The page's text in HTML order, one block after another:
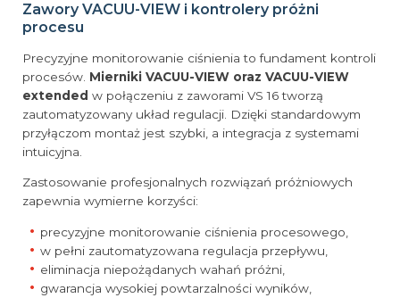
Zawory VACUU-VIEW i kontrolery próżni
procesu
Precyzyjne monitorowanie ciśnienia to fundament kontroli
procesów. Mierniki VACUU-VIEW oraz VACUU-VIEW
extended w połączeniu z zaworami VS 16 tworzą
zautomatyzowany układ regulacji. Dzięki standardowym
przyłączom montaż jest szybki, a integracja z systemami
intuicyjna.
Zastosowanie profesjonalnych rozwiązań próżniowych
zapewnia wymierne korzyści:
precyzyjne monitorowanie ciśnienia procesowego,
w pełni zautomatyzowana regulacja przepływu,
eliminacja niepożądanych wahań próżni,
gwarancja wysokiej powtarzalności wyników,